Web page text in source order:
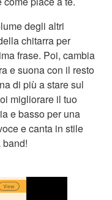
degli altri
chitarra per
frase. Poi, cambia
e suona con il resto
di più a stare sul
migliorare il tuo
e basso per una
e canta in stile